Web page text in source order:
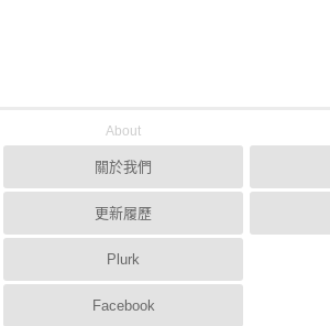
About
關於我們
更新履歷
Plurk
Facebook